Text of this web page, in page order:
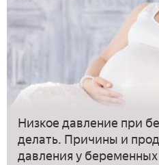
Низкое давление при
делать. Причины и
давления у беременных